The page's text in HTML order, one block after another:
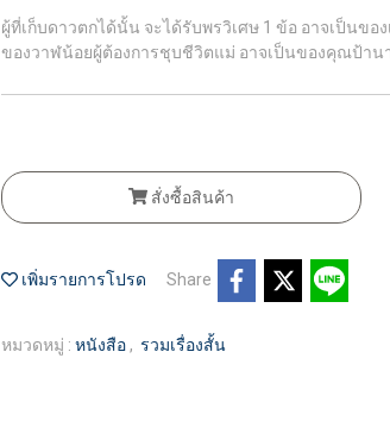
ผู้ที่เก็บดาวตกได้นั้น จะได้รับพรวิเศษ 1 ข้อ อาจเป็นข
ของวาฬน้อยผู้ต้องการชุบชีวิตแม่ อาจเป็นของคุณป้านาง
สั่งซื้อสินค้า
เพิ่มรายการโปรด Share
หมวดหมู่ : หนังสือ , รวมเรื่องสั้น